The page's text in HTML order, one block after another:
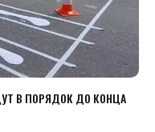
В ПОРЯДОК ДО КОНЦА